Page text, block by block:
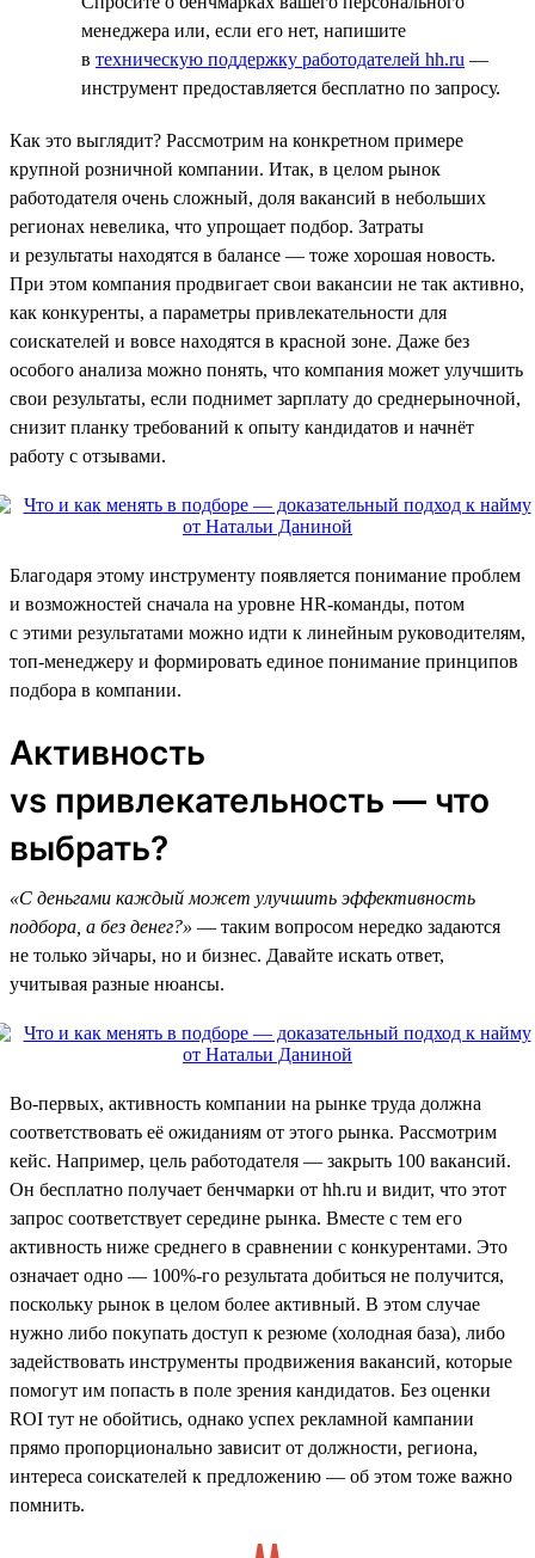
менеджера или, если его нет, напишите
в техническую поддержку работодателей hh.ru —
инструмент предоставляется бесплатно по запросу.
Как это выглядит? Рассмотрим на конкретном примере
крупной розничной компании. Итак, в целом рынок
работодателя очень сложный, доля вакансий в небольших
регионах невелика, что упрощает подбор. Затраты
и результаты находятся в балансе — тоже хорошая новость.
При этом компания продвигает свои вакансии не так активно,
как конкуренты, а параметры привлекательности для
соискателей и вовсе находятся в красной зоне. Даже без
особого анализа можно понять, что компания может улучшить
свои результаты, если поднимет зарплату до среднерыночной,
снизит планку требований к опыту кандидатов и начнёт
работу с отзывами.
Благодаря этому инструменту появляется понимание проблем
и возможностей сначала на уровне HR-команды, потом
с этими результатами можно идти к линейным руководителям,
топ-менеджеру и формировать единое понимание принципов
подбора в компании.
Активность
vs привлекательность — что
выбрать?
«С деньгами каждый может улучшить эффективность
подбора, а без денег?» — таким вопросом нередко задаются
не только эйчары, но и бизнес. Давайте искать ответ,
учитывая разные нюансы.
Во-первых, активность компании на рынке труда должна
соответствовать её ожиданиям от этого рынка. Рассмотрим
кейс. Например, цель работодателя — закрыть 100 вакансий.
Он бесплатно получает бенчмарки от hh.ru и видит, что этот
запрос соответствует середине рынка. Вместе с тем его
активность ниже среднего в сравнении с конкурентами. Это
означает одно — 100%-го результата добиться не получится,
поскольку рынок в целом более активный. В этом случае
нужно либо покупать доступ к резюме (холодная база), либо
задействовать инструменты продвижения вакансий, которые
помогут им попасть в поле зрения кандидатов. Без оценки
ROI тут не обойтись, однако успех рекламной кампании
прямо пропорционально зависит от должности, региона,
интереса соискателей к предложению — об этом тоже важно
помнить.